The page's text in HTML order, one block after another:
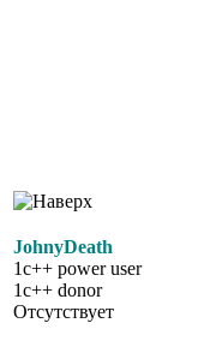
JohnyDeath
1c++ power user
1c++ donor
Отсутствует